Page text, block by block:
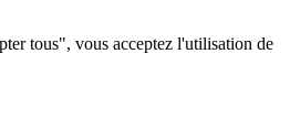
tous", vous acceptez l'utilisation de